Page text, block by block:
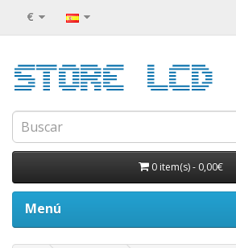
€
0 item(s)- 0,00€
Menú